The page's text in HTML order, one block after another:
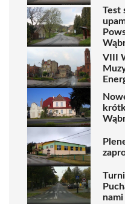
Test
VIII
nami